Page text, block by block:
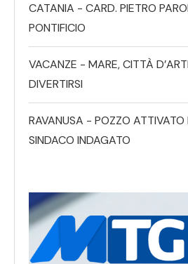
CATANIA - CARD. PIETRO
PONTIFICIO
VACANZE - MARE, CITTÀ
DIVERTIRSI
RAVANUSA - POZZO ATTIVATO
SINDACO INDAGATO